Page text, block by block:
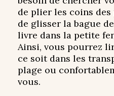
de plier les coins
de glisser la bague
livre dans la petite
Ainsi, vous pourrez
ce soit dans les
plage ou
vous.